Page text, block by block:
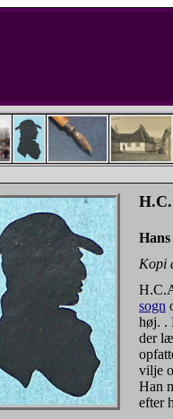
Hans
Kopi
sogn
høj. .
der
vilje
Han
efter